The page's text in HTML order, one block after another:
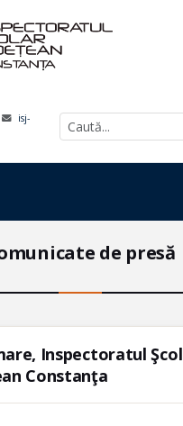
isj-
de presă
Inspectoratul
Constanţa